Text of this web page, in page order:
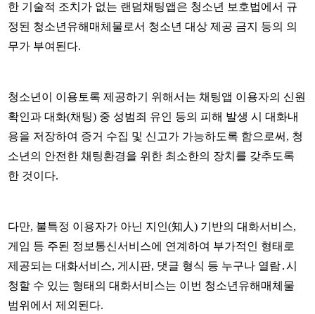
한 기술적 조치가 없는 랜덤채팅앱은 청소년 보호법에서 규
정된 청소년유해매체물로서 청소년 대상 제공 금지 등의 의
무가 부여된다.
청소년이 이용토록 제공하기 위해서는 채팅앱 이용자의 신원
확인과 대화(채팅) 중 성범죄 유인 등의 피해 발생 시 대화내
용을 저장하여 증거 수집 및 신고가 가능하도록 함으로써, 청
소년의 안전한 채팅환경을 위한 최소한의 장치를 갖추도록
한 것이다.
다만, 불특정 이용자가 아닌 지인(知人) 기반의 대화서비스,
게임 등 주된 정보통신서비스에 연계하여 부가적인 형태로
제공되는 대화서비스, 게시판, 댓글 형식 등 누구나 열람․시
청할 수 있는 형태의 대화서비스는 이번 청소년유해매체물
범위에서 제외된다.